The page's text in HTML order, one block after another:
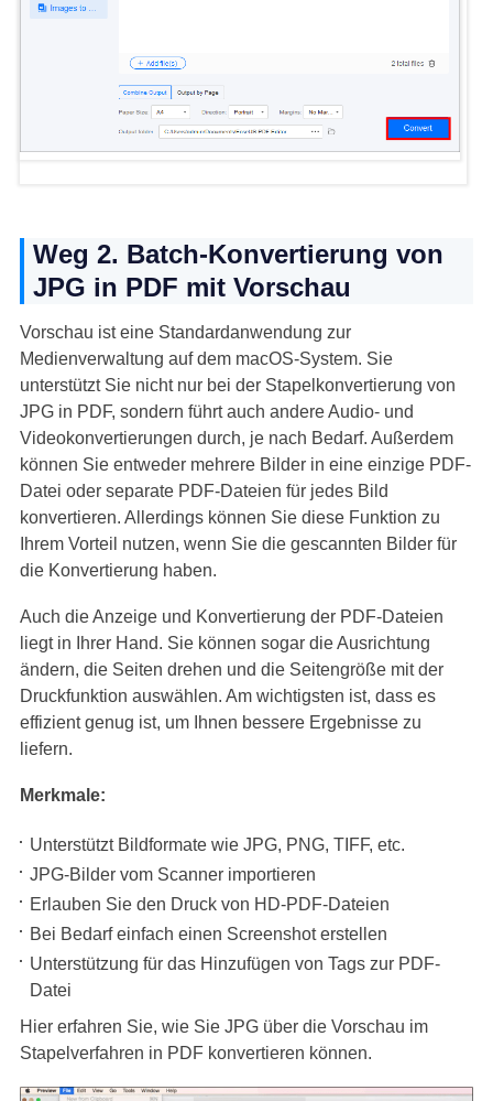
Weg 2. Batch-Konvertierung von
JPG in PDF mit Vorschau
Vorschau ist eine Standardanwendung zur
Medienverwaltung auf dem macOS-System. Sie
unterstützt Sie nicht nur bei der Stapelkonvertierung von
JPG in PDF, sondern führt auch andere Audio- und
Videokonvertierungen durch, je nach Bedarf. Außerdem
können Sie entweder mehrere Bilder in eine einzige PDF-
Datei oder separate PDF-Dateien für jedes Bild
konvertieren. Allerdings können Sie diese Funktion zu
Ihrem Vorteil nutzen, wenn Sie die gescannten Bilder für
die Konvertierung haben.
Auch die Anzeige und Konvertierung der PDF-Dateien
liegt in Ihrer Hand. Sie können sogar die Ausrichtung
ändern, die Seiten drehen und die Seitengröße mit der
Druckfunktion auswählen. Am wichtigsten ist, dass es
effizient genug ist, um Ihnen bessere Ergebnisse zu
liefern.
Merkmale:
Unterstützt Bildformate wie JPG, PNG, TIFF, etc.
JPG-Bilder vom Scanner importieren
Erlauben Sie den Druck von HD-PDF-Dateien
Bei Bedarf einfach einen Screenshot erstellen
Unterstützung für das Hinzufügen von Tags zur PDF-
Datei
Hier erfahren Sie, wie Sie JPG über die Vorschau im
Stapelverfahren in PDF konvertieren können.